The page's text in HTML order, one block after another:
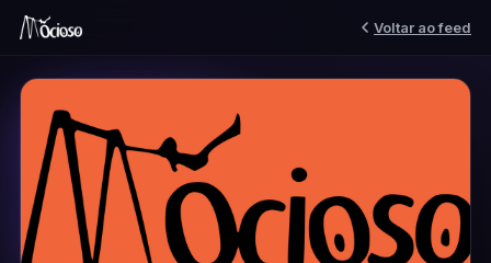
Voltar ao feed